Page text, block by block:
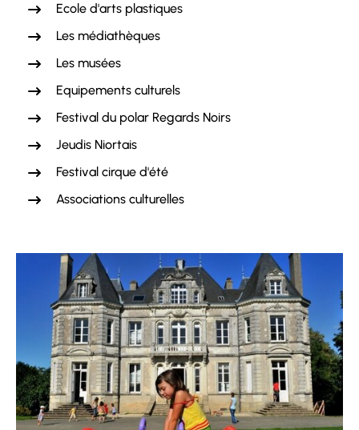
Ecole d'arts plastiques
Les médiathèques
Les musées
Equipements culturels
Festival du polar Regards Noirs
Jeudis Niortais
Festival cirque d'été
Associations culturelles